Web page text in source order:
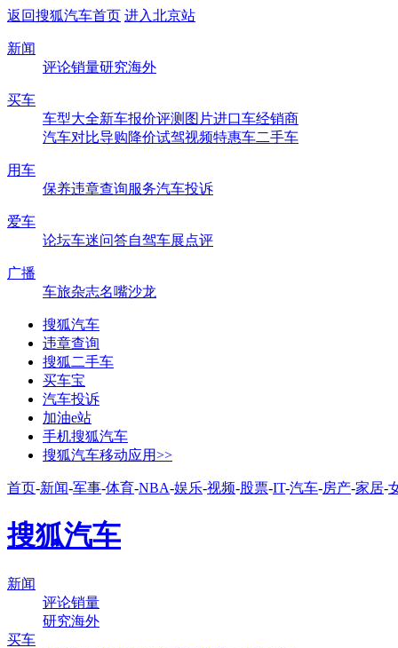
返回搜狐汽车首页 进入北京站
新闻
评论销量研究海外
买车
车型大全新车报价评测 图片进口车经销商
汽车对比导购降价试驾视频特惠车二手车
用车
保养违章查询服务汽车投诉
爱车
论坛车迷问答自驾车展点评
广播
车旅杂志名嘴沙龙
搜狐汽车
违章查询
搜狐二手车
买车宝
汽车投诉
加油e站
手机搜狐汽车
搜狐汽车移动应用>>
首页-新闻-军事-体育-NBA-娱乐-视频-股票-IT-汽车-房产-家居-
搜狐汽车
新闻
评论销量
研究海外
买车